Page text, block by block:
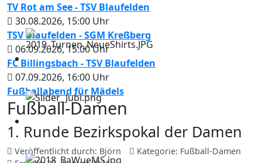
TV Rot am See - TSV Blaufelden
30.08.2026, 15:00 Uhr
TSV Blaufelden - SGM Kreßberg
06.09.2026,15:00Uhr
FC Billingsbach - TSV Blaufelden
07.09.2026, 16:00 Uhr
Fußballabend für Mädels
Fußball-Damen
1. Runde Bezirkspokal der Damen
Veröffentlicht durch: Björn Kategorie: Fußball-Damen